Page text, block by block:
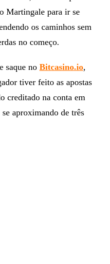
Martingale para ir se
os caminhos sem
no começo.
saque no Bitcasino.io,
tiver feito as apostas
creditado na conta em
aproximando de três